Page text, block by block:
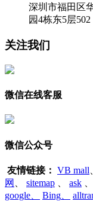
深圳市福田区
园4栋东5层502
关注我们
微信在线客服
微信公众号
友情链接： VB mall
网
sitemap ask
google
Bing